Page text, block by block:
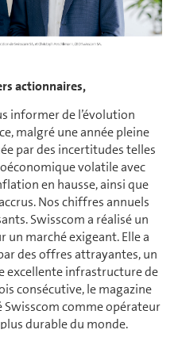
ac­tion­naires,
informer de l’évolution
malgré une année pleine
par des incertitudes telles
volatile avec
en hausse, ainsi que
Nos chiffres annuels
Swisscom a réalisé un
marché exigeant. Elle a
des offres attrayantes, un
excellente infrastructure de
consécutive, le magazine
Swisscom comme opé­ra­teur
durable du monde.